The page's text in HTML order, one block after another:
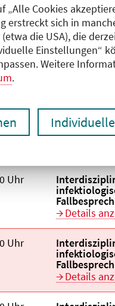
„Alle Cookies
erstreckt sich in
die USA), die
Einstellungen“
Weitere
.
Uhr
Uhr
Details
Uhr
Details